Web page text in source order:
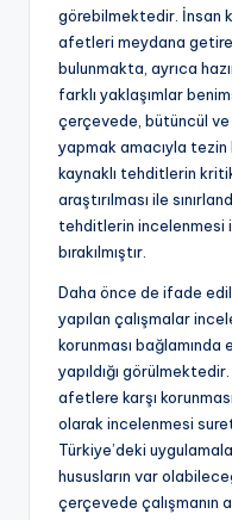
görebilmektedir. İnsan
afetleri meydana
bulunmakta, ayrıca
farklı yaklaşımlar
çerçevede, bütüncül ve
yapmak amacıyla
kaynaklı tehditlerin
araştırılması ile
tehditlerin incelenmesi
bırakılmıştır.
Daha önce de ifade
yapılan çalışmalar
korunması bağlamında
yapıldığı
afetlere karşı
olarak incelenmesi
Türkiye’deki
hususların var
çerçevede çalışmanın